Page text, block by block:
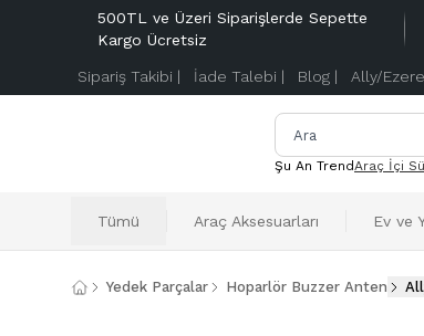
500TL ve Üzeri Siparişlerde Sepette
Kargo Ücretsiz
Sipariş Takibi | İade Talebi | Blog | Ally/
Şu An TrendAraç İçi
Tümü Araç Aksesuarları Ev ve
Yedek Parçalar Hoparlör Buzzer Anten